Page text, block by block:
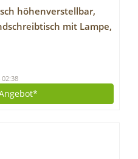
höhenverstellbar,
mit Lampe,
und Schublade inkl.
Grau